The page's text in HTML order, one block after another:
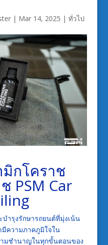
| Mar 14, 2025 | ทั่วไป
มิกโคราช
PSM Car
ำรุงรักษารถยนต์ที่มุ่งเน้น
มีความภาคภูมิใจใน
มชำนาญในทุกขั้นตอนของ